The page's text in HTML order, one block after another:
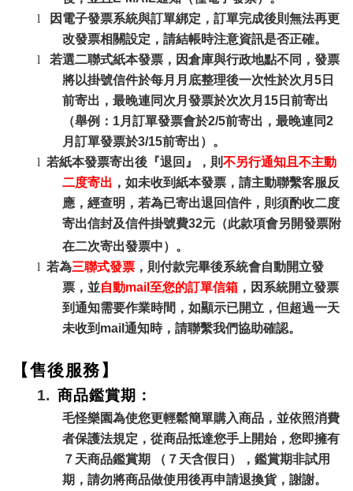
l
因電子發票系統與訂單綁定，訂單完成後則無法再更
改發票相關設定，請結帳時注意資訊是否正確。
l
若選二聯式紙本發票，因倉庫與行政地點不同，發票
將以掛號信件於每月月底整理後一次性於次月5日
前寄出，最晚連同次月發票於次次月15日前寄出
（舉例：1月訂單發票會於2/5前寄出，最晚連同2
月訂單發票於3/15前寄出） 。
l 若紙本發票寄出後『退回』，則不另行通知且不主動
二度寄出 ，如未收到紙本發票，請主動聯繫客服反
應，經查明，若為已寄出退回信件，則須酌收二度
寄出信封及信件掛號費32元（此款項會另開發票附
在二次寄出發票中） 。
l 若為三聯式發票 ，則付款完畢後系統會自動開立發
票，並自動mail至您的訂單信箱 ，因系統開立發票
到通知需要作業時間，如顯示已開立，但超過一天
未收到mail通知時，請聯繫我們協助確認。
【售後服務】
1. 商品鑑賞期：
毛怪樂園為使您更輕鬆簡單購入商品，並依照消費
者保護法規定，從商品抵達您手上開始，您即擁有
７天商品鑑賞期 （７天含假日），鑑賞期非試用
期，請勿將商品做使用後再申請退換貨，謝謝。